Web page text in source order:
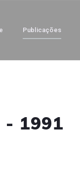
Publicações
- 1991